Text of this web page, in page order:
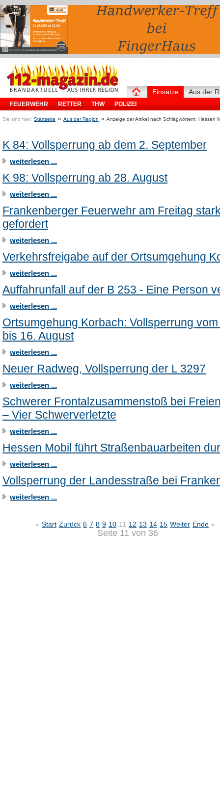
Einsätze
FEUERWEHR RETTER THW POLIZEI
Aus der
Sie sind hier: Startseite » Aus der Region » Anzeige der Artikel nach Schlagwörtern: Hessen
K 84: Vollsperrung ab dem 2. September
weiterlesen ...
K 98: Vollsperrung ab 28. August
weiterlesen ...
Frankenberger Feuerwehr am Freitag
gefordert
weiterlesen ...
Verkehrsfreigabe auf der Ortsumgehung
weiterlesen ...
Auffahrunfall auf der B 253 - Eine Person
weiterlesen ...
Ortsumgehung Korbach: Vollsperrung
bis 16. August
weiterlesen ...
Neuer Radweg, Vollsperrung der L 3297
weiterlesen ...
Schwerer Frontalzusammenstoß bei
– Vier Schwerverletzte
weiterlesen ...
Hessen Mobil führt Straßenbauarbeiten
weiterlesen ...
Vollsperrung der Landesstraße bei
weiterlesen ...
« Start Zurück 6 7 8 9 10 11 12 13 14 15 Weiter Ende »
Seite 11 von 36